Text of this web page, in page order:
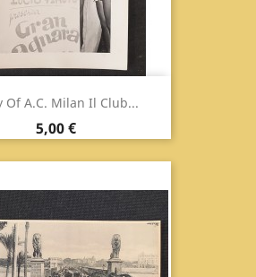
Of A.C. Milan Il Club...
Prix
5,00 €